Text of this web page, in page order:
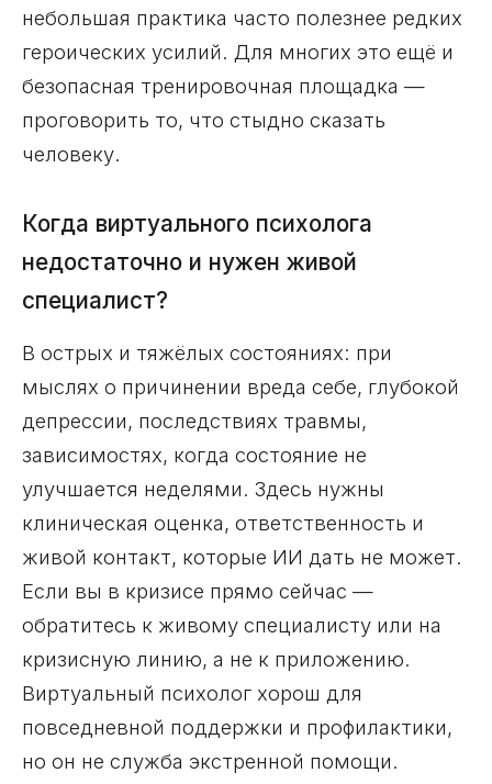
небольшая практика часто полезнее редких
героических усилий. Для многих это ещё и
безопасная тренировочная площадка —
проговорить то, что стыдно сказать
человеку.
Когда виртуального психолога
недостаточно и нужен живой
специалист?
В острых и тяжёлых состояниях: при
мыслях о причинении вреда себе, глубокой
депрессии, последствиях травмы,
зависимостях, когда состояние не
улучшается неделями. Здесь нужны
клиническая оценка, ответственность и
живой контакт, которые ИИ дать не может.
Если вы в кризисе прямо сейчас —
обратитесь к живому специалисту или на
кризисную линию, а не к приложению.
Виртуальный психолог хорош для
повседневной поддержки и профилактики,
но он не служба экстренной помощи.